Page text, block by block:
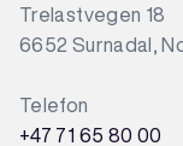
Trelastvegen 18
6652 Surnadal,
Telefon
+47 71 65 80 00